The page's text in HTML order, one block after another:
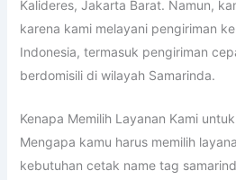
Kalideres, Jakarta Barat. Namun,
karena kami melayani pengiriman
Indonesia, termasuk pengiriman
berdomisili di wilayah Samarinda.
Kenapa Memilih Layanan Kami
Mengapa kamu harus memilih
kebutuhan cetak name tag